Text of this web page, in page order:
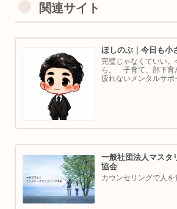
関連サイト
ほしのぶ｜今日も小
完璧じゃなくていい
ら。 子育て、部下育
疲れないメンタルサ
一般社団法人マスタ
協会
カウンセリングで人